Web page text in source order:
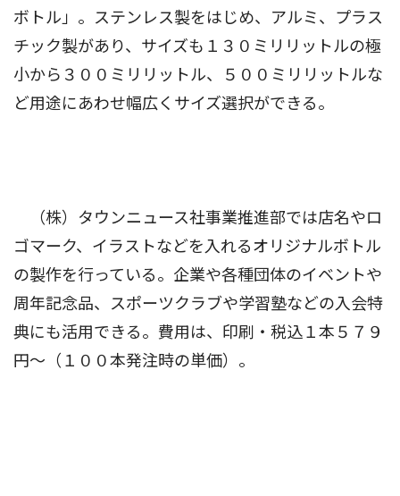
ボトル」。ステンレス製をはじめ、アルミ、プラス
チック製があり、サイズも１３０ミリリットルの極
小から３００ミリリットル、５００ミリリットルな
ど用途にあわせ幅広くサイズ選択ができる。
（株）タウンニュース社事業推進部では店名やロ
ゴマーク、イラストなどを入れるオリジナルボトル
の製作を行っている。企業や各種団体のイベントや
周年記念品、スポーツクラブや学習塾などの入会特
典にも活用できる。費用は、印刷・税込１本５７９
円〜（１００本発注時の単価）。